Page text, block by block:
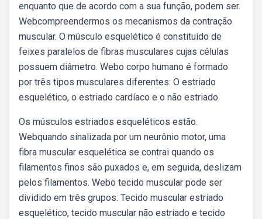
enquanto que de acordo com a sua função, podem ser.
Webcompreendermos os mecanismos da contração
muscular. O músculo esquelético é constituído de
feixes paralelos de fibras musculares cujas células
possuem diâmetro. Webo corpo humano é formado
por três tipos musculares diferentes: O estriado
esquelético, o estriado cardíaco e o não estriado.
Os músculos estriados esqueléticos estão.
Webquando sinalizada por um neurônio motor, uma
fibra muscular esquelética se contrai quando os
filamentos finos são puxados e, em seguida, deslizam
pelos filamentos. Webo tecido muscular pode ser
dividido em três grupos: Tecido muscular estriado
esquelético, tecido muscular não estriado e tecido